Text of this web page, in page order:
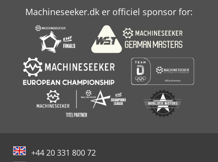
Machineseeker.dk er officiel sponsor for:
+44 20 331 800 72